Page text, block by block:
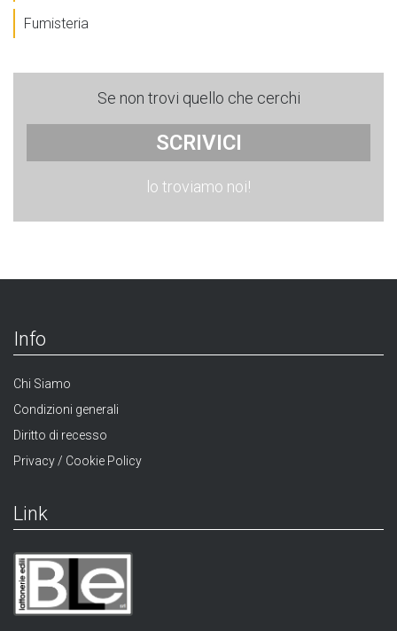
Fumisteria
Se non trovi quello che cerchi
SCRIVICI
lo troviamo noi!
Info
Chi Siamo
Condizioni generali
Diritto di recesso
Privacy / Cookie Policy
Link